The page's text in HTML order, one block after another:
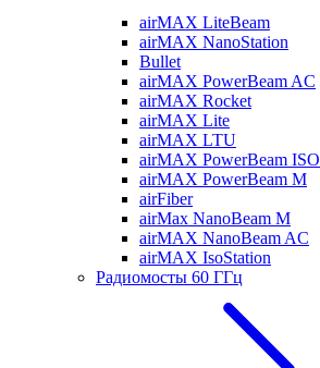
airMAX LiteBeam
airMAX NanoStation
Bullet
airMAX PowerBeam AC
airMAX Rocket
airMAX Lite
airMAX LTU
airMAX PowerBeam ISO
airMAX PowerBeam M
airFiber
airMax NanoBeam M
airMAX NanoBeam AC
airMAX IsoStation
Радиомосты 60 ГГц